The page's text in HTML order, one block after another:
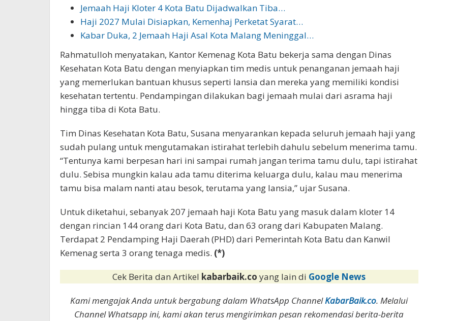
Jemaah Haji Kloter 4 Kota Batu Dijadwalkan Tiba…
Haji 2027 Mulai Disiapkan, Kemenhaj Perketat Syarat…
Kabar Duka, 2 Jemaah Haji Asal Kota Malang Meninggal…
Rahmatulloh menyatakan, Kantor Kemenag Kota Batu bekerja sama dengan Dinas
Kesehatan Kota Batu dengan menyiapkan tim medis untuk penanganan jemaah haji
yang memerlukan bantuan khusus seperti lansia dan mereka yang memiliki kondisi
kesehatan tertentu. Pendampingan dilakukan bagi jemaah mulai dari asrama haji
hingga tiba di Kota Batu.
Tim Dinas Kesehatan Kota Batu, Susana menyarankan kepada seluruh jemaah haji yang
sudah pulang untuk mengutamakan istirahat terlebih dahulu sebelum menerima tamu.
“Tentunya kami berpesan hari ini sampai rumah jangan terima tamu dulu, tapi istirahat
dulu. Sebisa mungkin kalau ada tamu diterima keluarga dulu, kalau mau menerima
tamu bisa malam nanti atau besok, terutama yang lansia,” ujar Susana.
Untuk diketahui, sebanyak 207 jemaah haji Kota Batu yang masuk dalam kloter 14
dengan rincian 144 orang dari Kota Batu, dan 63 orang dari Kabupaten Malang.
Terdapat 2 Pendamping Haji Daerah (PHD) dari Pemerintah Kota Batu dan Kanwil
Kemenag serta 3 orang tenaga medis. (*)
Cek Berita dan Artikel kabarbaik.coyang lain di Google News
Kami mengajak Anda untuk bergabung dalam WhatsApp ChannelKabarBaik.co. Melalui
Channel Whatsapp ini, kami akan terus mengirimkan pesan rekomendasi berita-berita